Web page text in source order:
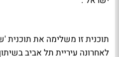
תוכנית זו משלימה את
לאחרונה עיריית תל אביב